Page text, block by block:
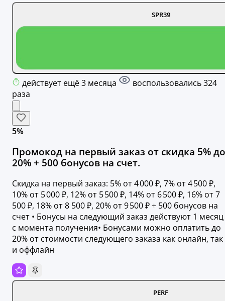
SPR39
действует ещё 3 месяца
воспользовались 324
раза
5%
Промокод на первый заказ от скидка 5% до
20% + 500 бонусов на счет.
Скидка на первый заказ: 5% от 4 000 ₽, 7% от 4 500 ₽,
10% от 5 000 ₽, 12% от 5 500 ₽, 14% от 6 500 ₽, 16% от 7
500 ₽, 18% от 8 500 ₽, 20% от 9 500 ₽ + 500 бонусов на
счет • Бонусы на следующий заказ действуют 1 месяц
с момента получения• Бонусами можно оплатить до
20% от стоимости следующего заказа как онлайн, так
и оффлайн
PERF